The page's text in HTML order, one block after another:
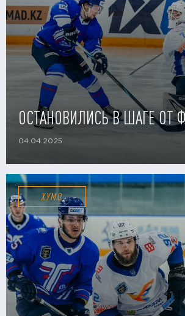
ОСТАНОВИЛИСЬ В ШАГЕ ОТ
04.04.2025
ХУМО